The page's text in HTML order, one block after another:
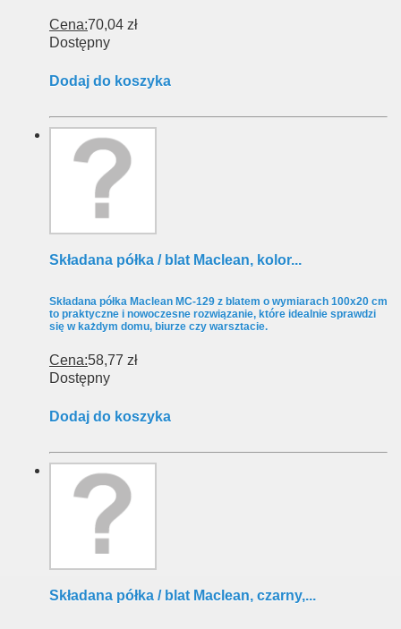
Cena:70,04 zł
Dostępny
Dodaj do koszyka
Składana półka / blat Maclean, kolor...
Składana półka Maclean MC-129 z blatem o wymiarach 100x20 cm
to praktyczne i nowoczesne rozwiązanie, które idealnie sprawdzi
się w każdym domu, biurze czy warsztacie.
Cena:58,77 zł
Dostępny
Dodaj do koszyka
Składana półka / blat Maclean, czarny,...